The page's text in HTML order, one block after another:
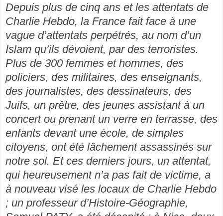
Depuis plus de cinq ans et les attentats de
Charlie Hebdo, la France fait face à une
vague d’attentats perpétrés, au nom d’un
Islam qu’ils dévoient, par des terroristes.
Plus de 300 femmes et hommes, des
policiers, des militaires, des enseignants,
des journalistes, des dessinateurs, des
Juifs, un prêtre, des jeunes assistant à un
concert ou prenant un verre en terrasse, des
enfants devant une école, de simples
citoyens, ont été lâchement assassinés sur
notre sol. Et ces derniers jours, un attentat,
qui heureusement n’a pas fait de victime, a
à nouveau visé les locaux de Charlie Hebdo
; un professeur d’Histoire-Géographie,